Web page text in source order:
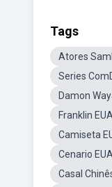
Tags
Atores
Series
Damon
Franklin
Camiseta
Cenario
Casal